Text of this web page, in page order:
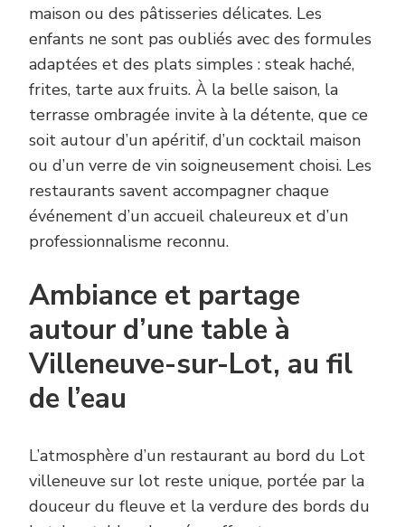
maison ou des pâtisseries délicates. Les
enfants ne sont pas oubliés avec des formules
adaptées et des plats simples : steak haché,
frites, tarte aux fruits. À la belle saison, la
terrasse ombragée invite à la détente, que ce
soit autour d’un apéritif, d’un cocktail maison
ou d’un verre de vin soigneusement choisi. Les
restaurants savent accompagner chaque
événement d’un accueil chaleureux et d’un
professionnalisme reconnu.
Ambiance et partage
autour d’une table à
Villeneuve-sur-Lot, au fil
de l’eau
L’atmosphère d’un restaurant au bord du Lot
villeneuve sur lot reste unique, portée par la
douceur du fleuve et la verdure des bords du